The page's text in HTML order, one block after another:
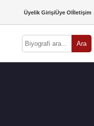
Üyelik GirişiÜye Olİletişim
Ara